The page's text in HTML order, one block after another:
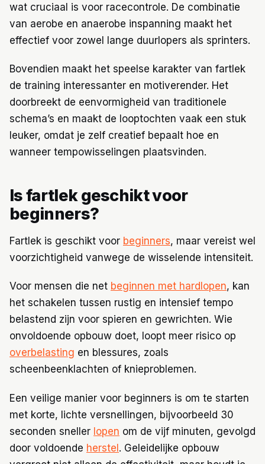
wat cruciaal is voor racecontrole. De combinatie
van aerobe en anaerobe inspanning maakt het
effectief voor zowel lange duurlopers als sprinters.
Bovendien maakt het speelse karakter van fartlek
de training interessanter en motiverender. Het
doorbreekt de eenvormigheid van traditionele
schema’s en maakt de looptochten vaak een stuk
leuker, omdat je zelf creatief bepaalt hoe en
wanneer tempowisselingen plaatsvinden.
Is fartlek geschikt voor
beginners?
Fartlek is geschikt voor beginners, maar vereist wel
voorzichtigheid vanwege de wisselende intensiteit.
Voor mensen die net beginnen met hardlopen, kan
het schakelen tussen rustig en intensief tempo
belastend zijn voor spieren en gewrichten. Wie
onvoldoende opbouw doet, loopt meer risico op
overbelasting en blessures, zoals
scheenbeenklachten of knieproblemen.
Een veilige manier voor beginners is om te starten
met korte, lichte versnellingen, bijvoorbeeld 30
seconden sneller lopen om de vijf minuten, gevolgd
door voldoende herstel. Geleidelijke opbouw